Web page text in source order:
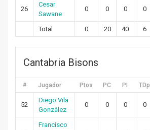
26
Cesar
Sawane
0 0 0 0
Total 0 20 40 6
Cantabria Bisons
# Jugador Ptos PC PI TDp
52
Diego Vila
González
0 0 0 0
Francisco